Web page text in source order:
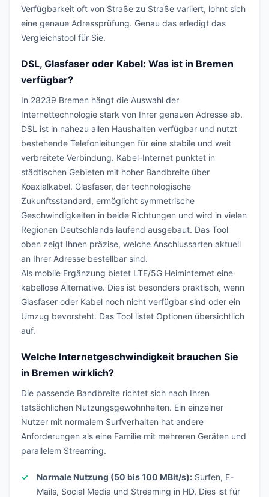
Verfügbarkeit oft von Straße zu Straße variiert, lohnt sich
eine genaue Adressprüfung. Genau das erledigt das
Vergleichstool für Sie.
DSL, Glasfaser oder Kabel: Was ist in Bremen
verfügbar?
In 28239 Bremen hängt die Auswahl der
Internettechnologie stark von Ihrer genauen Adresse ab.
DSL ist in nahezu allen Haushalten verfügbar und nutzt
bestehende Telefonleitungen für eine stabile und weit
verbreitete Verbindung. Kabel-Internet punktet in
städtischen Gebieten mit hoher Bandbreite über
Koaxialkabel. Glasfaser, der technologische
Zukunftsstandard, ermöglicht symmetrische
Geschwindigkeiten in beide Richtungen und wird in vielen
Regionen Deutschlands laufend ausgebaut. Das Tool
oben zeigt Ihnen präzise, welche Anschlussarten aktuell
an Ihrer Adresse bestellbar sind.
Als mobile Ergänzung bietet LTE/5G Heiminternet eine
kabellose Alternative. Dies ist besonders praktisch, wenn
Glasfaser oder Kabel noch nicht verfügbar sind oder ein
Umzug bevorsteht. Das Tool listet Optionen übersichtlich
auf.
Welche Internetgeschwindigkeit brauchen Sie
in Bremen wirklich?
Die passende Bandbreite richtet sich nach Ihren
tatsächlichen Nutzungsgewohnheiten. Ein einzelner
Nutzer mit normalem Surfverhalten hat andere
Anforderungen als eine Familie mit mehreren Geräten und
parallelem Streaming.
Normale Nutzung (50 bis 100 MBit/s): Surfen, E-
Mails, Social Media und Streaming in HD. Dies ist für